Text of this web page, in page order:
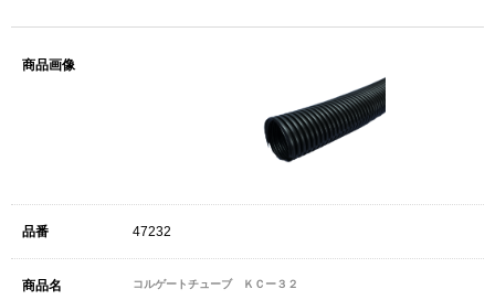
47232
コルゲートチューブ ＫＣー３２